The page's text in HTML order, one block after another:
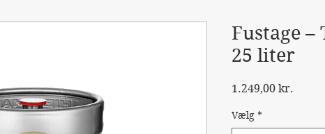
Fustage –
25 liter
1.249,00 kr.
Vælg *